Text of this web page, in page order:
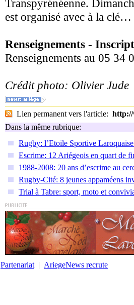
Transpyrénéenne.
est organisé avec à la
Renseignements -
Renseignements au 05 34
Crédit photo: Olivier Jude
Lien permanent vers l'article: http://
Dans la même rubrique:
Rugby: l’Etoile Sportive
Escrime: 12 Ariégeois en quart de
1988-2008: 20 ans d’escrime au
Rugby-Cité: 8 jeunes appaméens
Trial à Tabre: sport, moto et
Partenariat | AriegeNews recrute